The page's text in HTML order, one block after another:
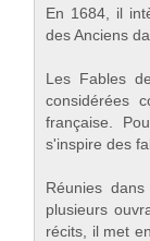
En 1684, il
des Anciens
Les Fables
considérées
française.
s'inspire des
Réunies
plusieurs
récits, il met